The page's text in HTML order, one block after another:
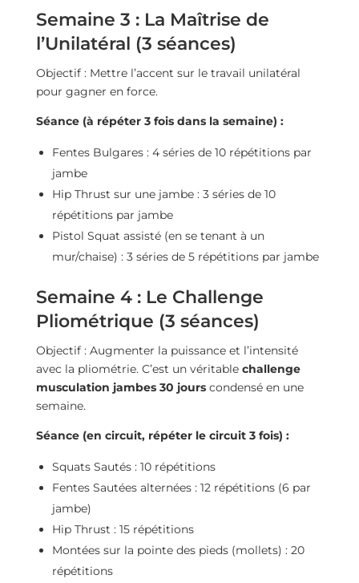
Semaine 3 : La Maîtrise de
l’Unilatéral (3 séances)
Objectif : Mettre l’accent sur le travail unilatéral
pour gagner en force.
Séance (à répéter 3 fois dans la semaine) :
Fentes Bulgares : 4 séries de 10 répétitions par
jambe
Hip Thrust sur une jambe : 3 séries de 10
répétitions par jambe
Pistol Squat assisté (en se tenant à un
mur/chaise) : 3 séries de 5 répétitions par jambe
Semaine 4 : Le Challenge
Pliométrique (3 séances)
Objectif : Augmenter la puissance et l’intensité
avec la pliométrie. C’est un véritable challenge
musculation jambes 30 jourscondensé en une
semaine.
Séance (en circuit, répéter le circuit 3 fois) :
Squats Sautés : 10 répétitions
Fentes Sautées alternées : 12 répétitions (6 par
jambe)
Hip Thrust : 15 répétitions
Montées sur la pointe des pieds (mollets) : 20
répétitions